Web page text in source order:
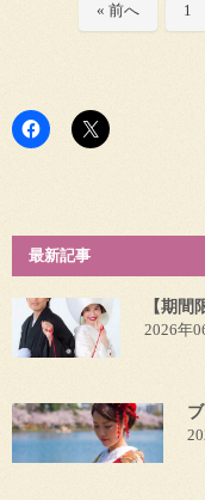
« 前へ 1
最新記事
【期
2026年